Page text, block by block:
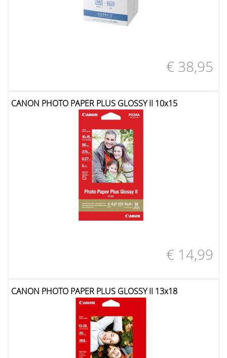
€ 38,95
CANON PHOTO PAPER PLUS GLOSSY II 10x15
€ 14,99
CANON PHOTO PAPER PLUS GLOSSY II 13x18